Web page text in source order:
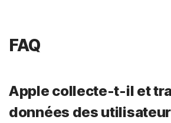
FAQ
Apple collecte-t-il et
données des